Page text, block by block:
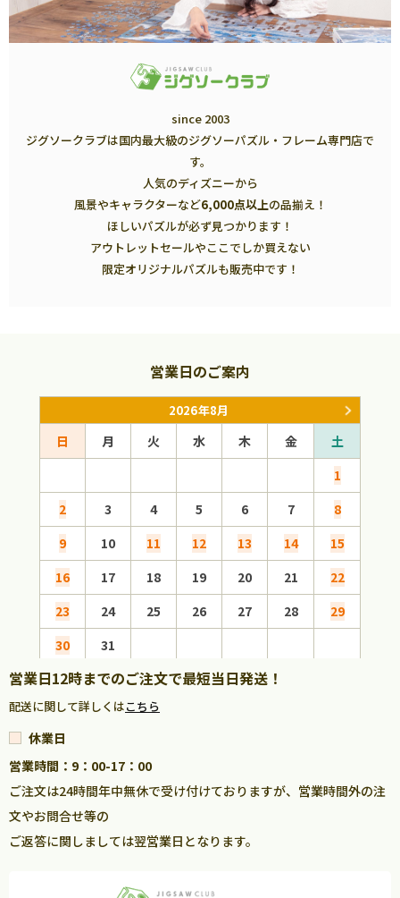
since 2003
ジグソークラブは国内最大級のジグソーパズル・フレーム専門店で
す。
人気のディズニーから
風景やキャラクターなど6,000点以上の品揃え！
ほしいパズルが必ず見つかります！
アウトレットセールやここでしか買えない
限定オリジナルパズルも販売中です！
営業日のご案内
2026年8月
日 月 火 水 木 金
土
1
2
3 4 5 6 7
8
9
10 11 12 13 14
15
16
17 18 19 20 21
22
23
24 25 26 27 28
29
30
31
営業日12時までのご注文で最短当日発送！
配送に関して詳しくはこちら
休業日
営業時間：9：00-17：00
ご注文は24時間年中無休で受け付けておりますが、営業時間外の注
文やお問合せ等の
ご返答に関しましては翌営業日となります。